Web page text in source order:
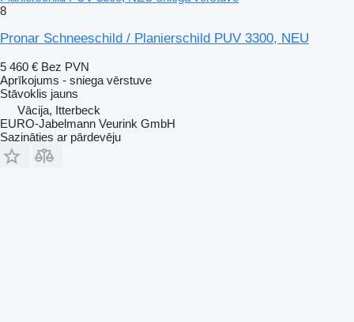
8
Pronar Schneeschild / Planierschild PUV 3300, NEU
5 460 € Bez PVN
Aprīkojums - sniega vērstuve
Stāvoklis jauns
Vācija, Itterbeck
EURO-Jabelmann Veurink GmbH
Sazināties ar pārdevēju